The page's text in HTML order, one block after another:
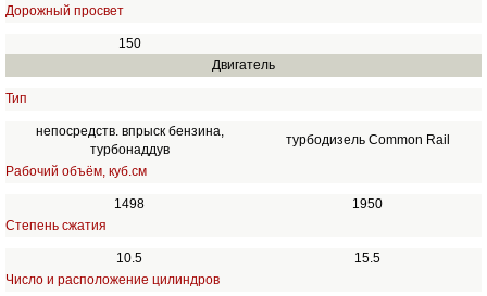
Дорожный просвет
150
Двигатель
Тип
непосредств. впрыск бензина,
турбонаддув
турбодизель Common Rail
Рабочий объём, куб.см
1498
1950
Степень сжатия
10.5
15.5
Число и расположение цилиндров